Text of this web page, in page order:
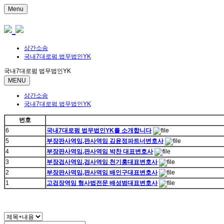
Menu
상간소송
국내7대로펌 법무법인YK
국내7대로펌 법무법인YK
MENU
상간소송
국내7대로펌 법무법인YK
번호
6
국내7대로펌 법무법인YK를 소개합니다
5
부장판사역임,판사역임 김윤정파트너변호사
4
부장판사역임,판사역임 박찬 대표변호사
3
부장검사역임,검사역임 천기홍대표변호사
2
부장판사역임,판사역임 배인구대표변호사
1
고검장역임 형사법전문 배성범대표변호사